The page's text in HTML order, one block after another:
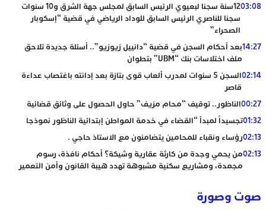
03:08
12سنة سجنا لبعيوي الرئيس السابق لمجلس جهة الشرق و10 سنوات
سجنا للناصري الرئيس السابق للوداد الرياضي في قضية “إسكوبار
الصحراء”
14:27بعد أحكام السجن في قضية “دانييل زيوزيو”.. أسئلة جديدة تلاحق
ملف اختلاسات بنك “UBM” بتطوان
02:14
السجن 5 سنوات لمدرب ألعاب قوى بتازة بعد إدانته باغتصاب عداءة
قاصر
00:27الناظور.. توقيف “محام مزيف” حاول الحصول على وثائق قضائية
01:32تجسيداً لمبدأ “القضاء في خدمة المواطن إبتدائية الناظور نموذجا
02:13رؤساء ونقباء للمحامين يتضامنون مع الاستاذ حاجي .
02:13من يحمي وجدة من كارثة عقارية وشيكة؟ أحكام نافذة، رسوم
مجمدة، ومشاريع سكنية مشبوهة تهدد هيبة القانون وأمن التعمير
صوت وصورة